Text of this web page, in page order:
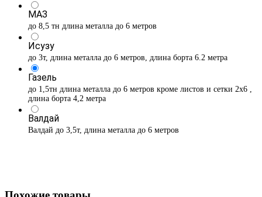
МАЗ
до 8,5 тн длина металла до 6 метров
Исузу
до 3т, длина металла до 6 метров, длина борта 6.2 метра
Газель
до 1,5тн длина металла до 6 метров кроме листов и сетки 2х6 ,
длина борта 4,2 метра
Валдай
Валдай до 3,5т, длина металла до 6 метров